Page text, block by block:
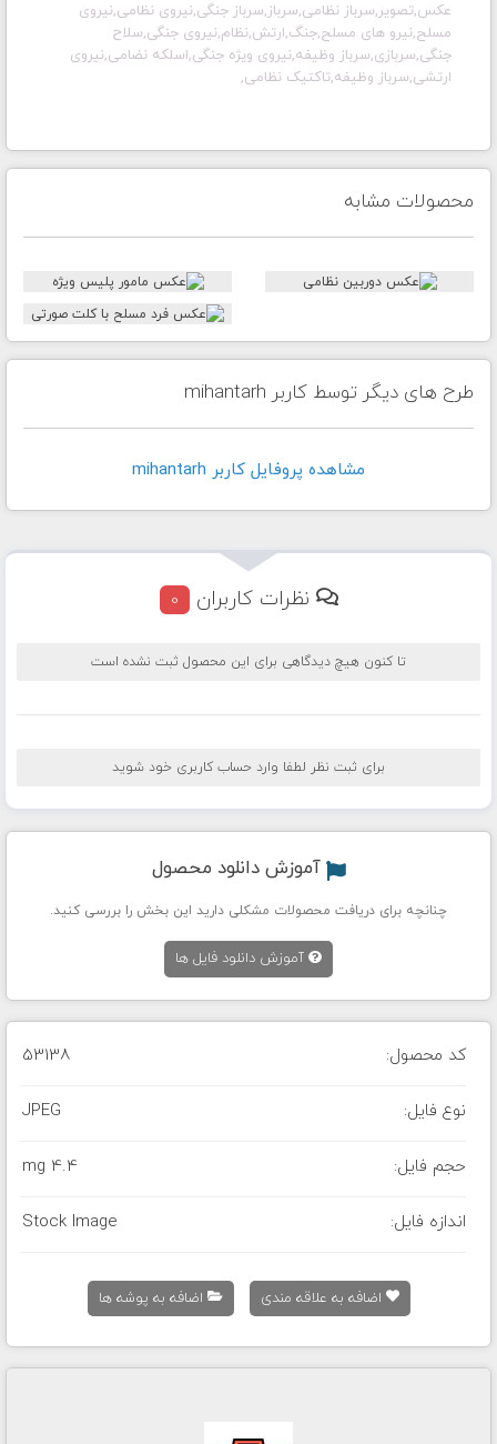
عکس,تصویر,سرباز نظامی,سرباز,سرباز جنگی,نیروی نظامی,نیروی
مسلح,نیرو های مسلح,جنگ,ارتش,نظام,نیروی جنگی,سلاح
جنگی,سربازی,سرباز وظیفه,نیروی ویژه جنگی,اسلکه نضامی,نیروی
ارتشی,سرباز وظیفه,تاکتیک نظامی,
محصولات مشابه
طرح های دیگر توسط کاربر mihantarh
مشاهده پروفايل کاربر mihantarh
نظرات کاربران 0
تا کنون هیچ دیدگاهی برای این محصول ثبت نشده است
برای ثبت نظر لطفا وارد حساب کاربری خود شوید
آموزش دانلود محصول
چنانچه برای دریافت محصولات مشکلی دارید این بخش را بررسی کنید.
آموزش دانلود فایل ها
کد محصول: 53138
نوع فایل: JPEG
حجم فایل: 4.4 mg
اندازه فایل: Stock Image
اضافه به علاقه مندی اضافه به پوشه ها